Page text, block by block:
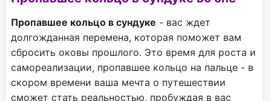
Пропавшее кольцо в сундуке - вас ждет
долгожданная перемена, которая поможет вам
сбросить оковы прошлого. Это время для роста и
самореализации, пропавшее кольцо на пальце - в
скором времени ваша мечта о путешествии
сможет стать реальностью, пробуждая в вас